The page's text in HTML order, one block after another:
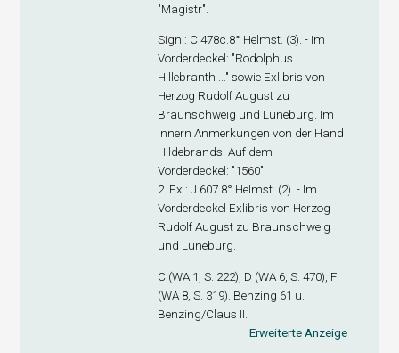
"Magistr".
Sign.: C 478c.8° Helmst. (3). - Im
Vorderdeckel: "Rodolphus
Hillebranth ..." sowie Exlibris von
Herzog Rudolf August zu
Braunschweig und Lüneburg. Im
Innern Anmerkungen von der Hand
Hildebrands. Auf dem
Vorderdeckel: "1560".
2. Ex.: J 607.8° Helmst. (2). - Im
Vorderdeckel Exlibris von Herzog
Rudolf August zu Braunschweig
und Lüneburg.
C (WA 1, S. 222), D (WA 6, S. 470), F
(WA 8, S. 319). Benzing 61 u.
Benzing/Claus II.
Erweiterte Anzeige